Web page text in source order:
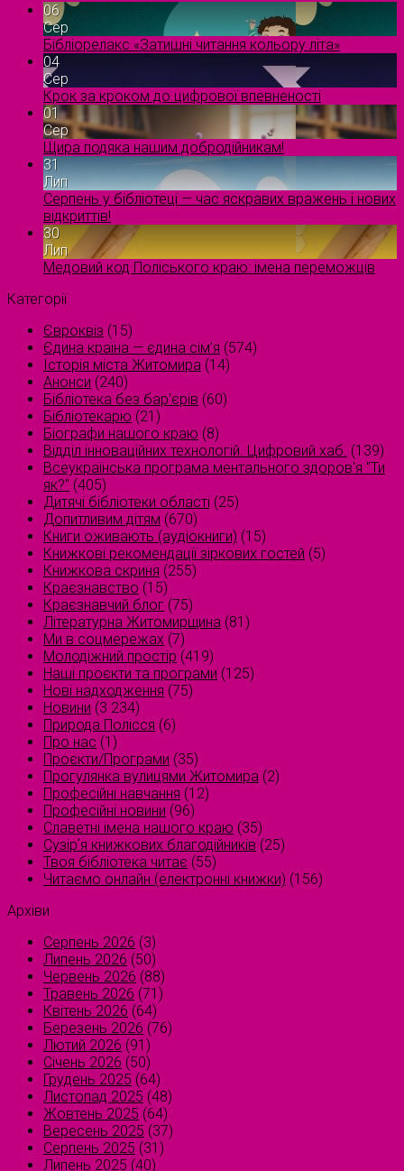
06
Сер
Бібліорелакс «Затишні читання кольору літа»
04
Сер
Крок за кроком до цифрової впевненості
01
Сер
Щира подяка нашим добродійникам!
31
Лип
Серпень у бібліотеці — час яскравих вражень і нових
відкриттів!
30
Лип
Медовий код Поліського краю: імена переможців
Категорії
Євроквіз (15)
Єдина країна — єдина сім’я (574)
Історія міста Житомира (14)
Анонси (240)
Бібліотека без бар'єрів (60)
Бібліотекарю (21)
Біографи нашого краю (8)
Відділ інноваційних технологій. Цифровий хаб. (139)
Всеукраїнська програма ментального здоров'я "Ти
як?" (405)
Дитячі бібліотеки області (25)
Допитливим дітям (670)
Книги оживають (аудіокниги) (15)
Книжкові рекомендації зіркових гостей (5)
Книжкова скриня (255)
Краєзнавство (15)
Краєзнавчий блог (75)
Літературна Житомирщина (81)
Ми в соцмережах (7)
Молодіжний простір (419)
Наші проєкти та програми (125)
Нові надходження (75)
Новини (3 234)
Природа Полісся (6)
Про нас (1)
Проєкти/Програми (35)
Прогулянка вулицями Житомира (2)
Професійні навчання (12)
Професійні новини (96)
Славетні імена нашого краю (35)
Сузірʼя книжкових благодійників (25)
Твоя бібліотека читає (55)
Читаємо онлайн (електронні книжки) (156)
Архіви
Серпень 2026 (3)
Липень 2026 (50)
Червень 2026 (88)
Травень 2026 (71)
Квітень 2026 (64)
Березень 2026 (76)
Лютий 2026 (91)
Січень 2026 (50)
Грудень 2025 (64)
Листопад 2025 (48)
Жовтень 2025 (64)
Вересень 2025 (37)
Серпень 2025 (31)
Липень 2025 (40)